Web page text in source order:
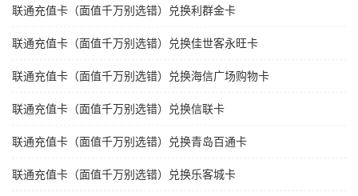
联通充值卡（面值千万别选错）兑换利群金卡
联通充值卡（面值千万别选错）兑换佳世客永旺卡
联通充值卡（面值千万别选错）兑换海信广场购物卡
联通充值卡（面值千万别选错）兑换信联卡
联通充值卡（面值千万别选错）兑换青岛百通卡
联通充值卡（面值千万别选错）兑换乐客城卡